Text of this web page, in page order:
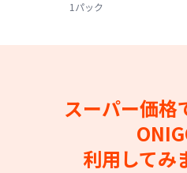
1パック
スーパー価格
利用してみ